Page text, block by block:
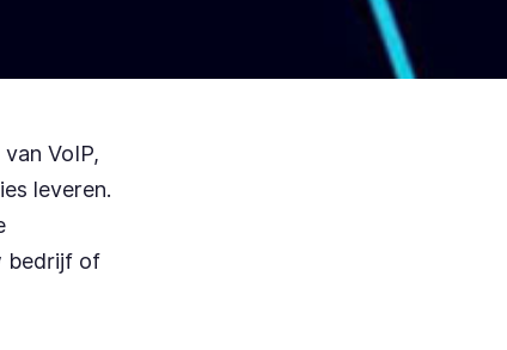
VoIP,
leveren.
bedrijf of